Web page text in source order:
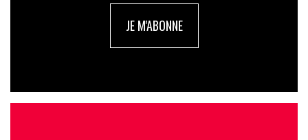
JE M'ABONNE